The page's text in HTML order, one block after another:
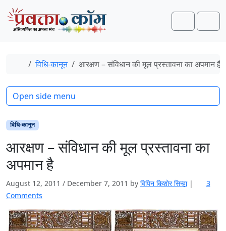
Skip to content
Skip to footer
Search
Home
विधि-कानून आरक्षण – संविधान की मूल प्रस्तावना का अपमान है
विधि-कानून
आरक्षण – संविधान की मूल प्रस्तावना का
अपमान है
August 12, 2011 / December 7, 2011 by विपिन किशोर सिन्हा |
3
Comments
आ
र
Open side menu